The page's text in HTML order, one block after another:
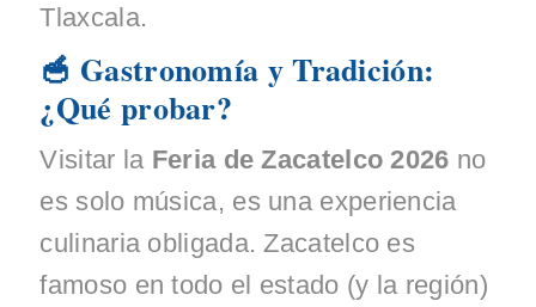
Tlaxcala.
🥣 Gastronomía y Tradición:
¿Qué probar?
Visitar la Feria de Zacatelco 2026 no
es solo música, es una experiencia
culinaria obligada. Zacatelco es
famoso en todo el estado (y la región)